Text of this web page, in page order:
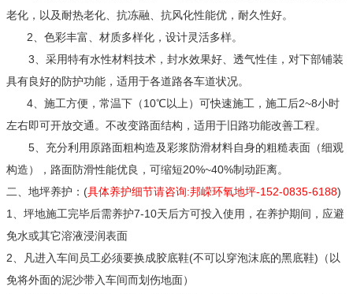
老化，以及耐热老化、抗冻融、抗风化性能优，耐久性好。
2、色彩丰富、材质多样化，设计灵活多样。
3、采用特有水性材料技术，封水效果好、透气性佳，对下部铺装
具有良好的防护功能，适用于各道路各车道状况。
4、施工方便，常温下（10℃以上）可快速施工，施工后2~8小时
左右即可开放交通。不改变路面结构，适用于旧路功能改善工程。
5、充分利用原路面粗构造及彩浆防滑材料自身的粗糙表面（细观
构造），路面防滑性能优良，可缩短20%~40%制动距离。
二、地坪养护：(具体养护细节请咨询:邦嵘环氧地坪-152-0835-6188)
1、坪地施工完毕后需养护7-10天后方可投入使用，在养护期间，应避
免水或其它溶液浸润表面
2、凡进入车间员工必须要换成胶底鞋(不可以穿泡沫底的黑底鞋)（以
免将外面的泥沙带入车间而划伤地面）